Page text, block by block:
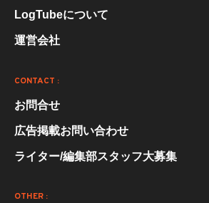
LogTubeについて
運営会社
CONTACT :
お問合せ
広告掲載お問い合わせ
ライター/編集部スタッフ大募集
OTHER :